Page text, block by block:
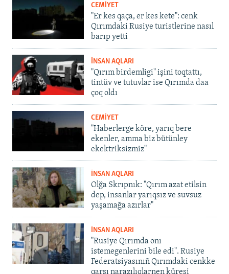
CEMİYET
"Er kes qaça, er kes kete": cenk
Qırımdaki Rusiye turistlerine nasıl
barıp yetti
İNSAN AQLARI
"Qırım birdemligi" işini toqtattı,
tintüv ve tutuvlar ise Qırımda daa
çoq oldı
CEMİYET
"Haberlerge köre, yarıq bere
ekenler, amma biz bütünley
ekektriksizmiz"
İNSAN AQLARI
Olğa Skrıpnık: "Qırım azat etilsin
dep, insanlar yarıqsız ve suvsuz
yaşamağa azırlar"
İNSAN AQLARI
"Rusiye Qırımda onı
istemegenlerini bile edi". Rusiye
Federatsiyasınıñ Qırımdaki cenkke
qarşı narazılıqlarnen küreşi